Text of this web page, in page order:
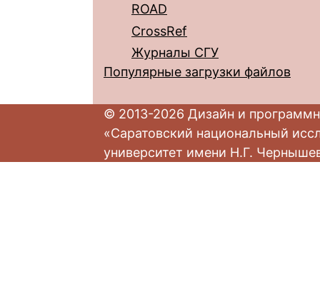
ROAD
CrossRef
Журналы СГУ
Популярные загрузки файлов
© 2013-2026 Дизайн и
«Саратовский национальный
университет имени Н.Г.